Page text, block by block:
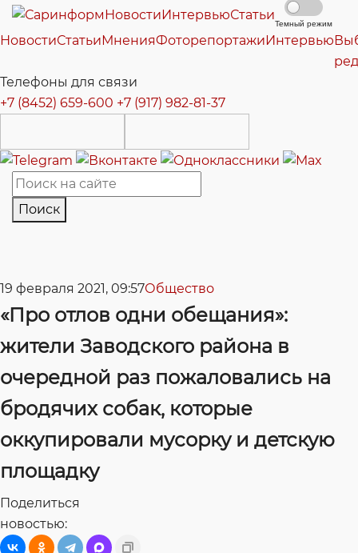
НовостиИнтервьюСтатьи
Темный режим
НовостиСтатьиМненияФоторепортажиИнтервью
Телефоны для связи
+7 (8452) 659-600 +7 (917) 982-81-37
Поиск
19 февраля 2021, 09:57Общество
«Про отлов одни обещания»:
жители Заводского района в
очередной раз пожаловались на
бродячих собак, которые
оккупировали мусорку и детскую
площадку
Поделиться
новостью: